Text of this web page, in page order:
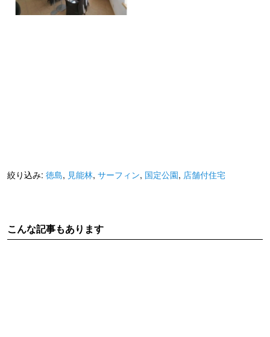
絞り込み: 徳島, 見能林, サーフィン, 国定公園, 店舗付住宅
こんな記事もあります